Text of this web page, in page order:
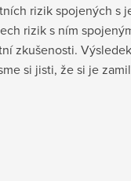
rizik spojených s
rizik s ním
zkušenosti.
si jisti, že si je